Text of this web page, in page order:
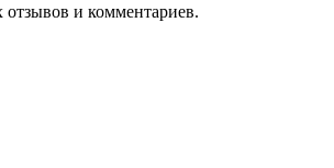
и комментариев.